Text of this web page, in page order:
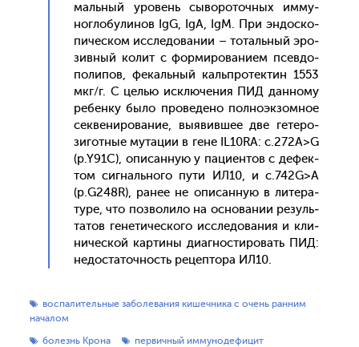
маль­ный уро­вень сы­воро­точ­ных им­му­
ног­ло­були­нов IgG, IgA, IgM. При эн­доско­
пичес­ком ис­сле­дова­нии – то­таль­ный эро­
зив­ный ко­лит с фор­ми­рова­ни­ем псев­до­
поли­пов, фе­каль­ный каль­про­тек­тин 1553
мкг/г. С целью ис­клю­чения ПИД дан­но­му
ре­бен­ку бы­ло про­веде­но пол­но­эк­зомное
сек­ве­ниро­вание, вы­явив­шее две ге­теро­
зигот­ные му­тации в ге­не IL10RA: c.272A>G
(p.Y91C), опи­сан­ную у па­ци­ен­тов с де­фек­
том сиг­наль­но­го пу­ти ИЛ10, и c.742G>A
(p.G248R), ра­нее не опи­сан­ную в ли­тера­
туре, что поз­во­лило на ос­но­вании ре­зуль­
та­тов ге­нети­чес­ко­го ис­сле­дова­ния и кли­
ничес­кой кар­ти­ны ди­аг­ности­ровать ПИД:
не­дос­та­точ­ность ре­цеп­то­ра ИЛ10.
воспалительные заболевания кишечника с очень ранним
началом
болезнь Крона
первичный иммунодефицит